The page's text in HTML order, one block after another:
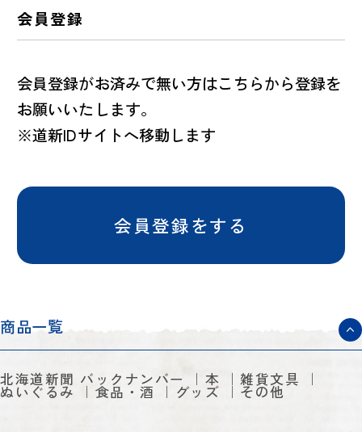
会員登録
会員登録がお済みで無い方はこちらから登録を
お願いいたします。
※道新IDサイトへ移動します
会員登録をする
商品一覧
北海道新聞 バックナンバー 本 雑貨文具
ぬいぐるみ 食品・酒 グッズ その他